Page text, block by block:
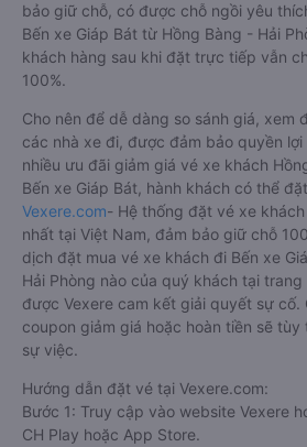
bảo giữ chỗ, có được chỗ ngồi yêu
Bến xe Giáp Bát từ Hồng Bàng - Hải
khách hàng sau khi đặt trực tiếp vẫn
100%.
Cho nên để dễ dàng so sánh giá, xem
các nhà xe đi, được đảm bảo quyền
nhiều ưu đãi giảm giá vé xe khách
Bến xe Giáp Bát, hành khách có thể
Vexere.com- Hệ thống đặt vé xe
nhất tại Việt Nam, đảm bảo giữ chỗ
dịch đặt mua vé xe khách đi Bến xe
Hải Phòng nào của quý khách tại trang
được Vexere cam kết giải quyết sự cố.
coupon giảm giá hoặc hoàn tiền sẽ
sự việc.
Hướng dẫn đặt vé tại Vexere.com:
Bước 1: Truy cập vào website Vexere
CH Play hoặc App Store.